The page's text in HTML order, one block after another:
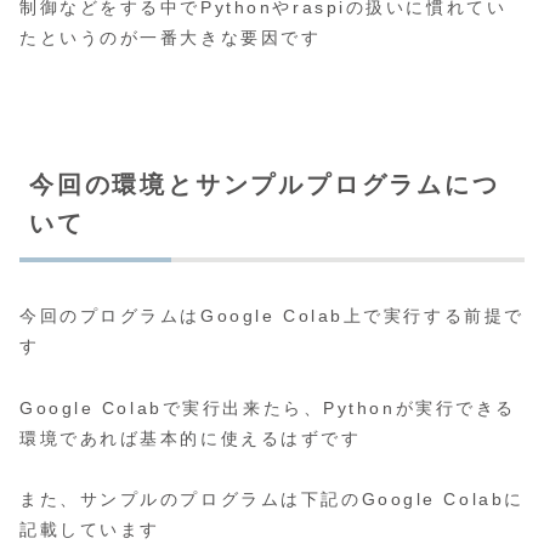
制御などをする中でPythonやraspiの扱いに慣れてい
たというのが一番大きな要因です
今回の環境とサンプルプログラムにつ
いて
今回のプログラムはGoogle Colab上で実行する前提で
す
Google Colabで実行出来たら、Pythonが実行できる
環境であれば基本的に使えるはずです
また、サンプルのプログラムは下記のGoogle Colabに
記載しています